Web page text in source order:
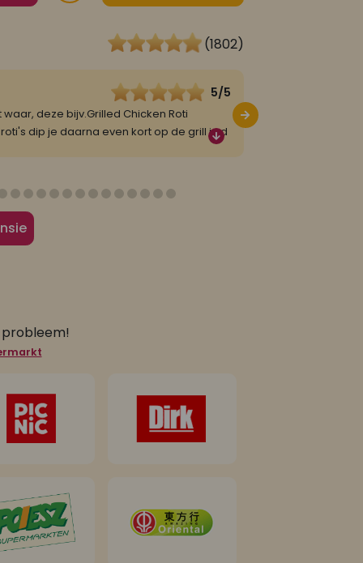
(1802)
5/5
deze bijv.Grilled Chicken Roti
dip je daarna even kort op de grill in d
We eten al